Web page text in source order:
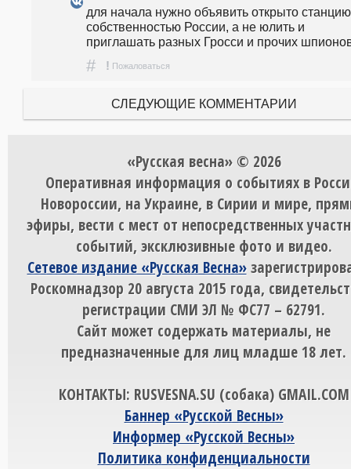
для начала нужно объявить открыто станцию
собственностью России, а не юлить и
приглашать разных Гросси и прочих
# ! Пожаловаться
СЛЕДУЮЩИЕ КОММЕНТАРИИ
«Русская весна» © 2026
Оперативная информация о событиях в
Новороссии, на Украине, в Сирии и мире,
эфиры, вести с мест от непосредственных
событий, эксклюзивные фото и видео.
Сетевое издание «Русская Весна»
Роскомнадзор 20 августа 2015 года,
регистрации СМИ ЭЛ № ФС77 – 62791.
Сайт может содержать материалы, не
предназначенные для лиц младше 18 лет.
КОНТАКТЫ: RUSVESNA.SU (собака) GMAIL.COM
Баннер «Русской Весны»
Информер «Русской Весны»
Политика конфиденциальности